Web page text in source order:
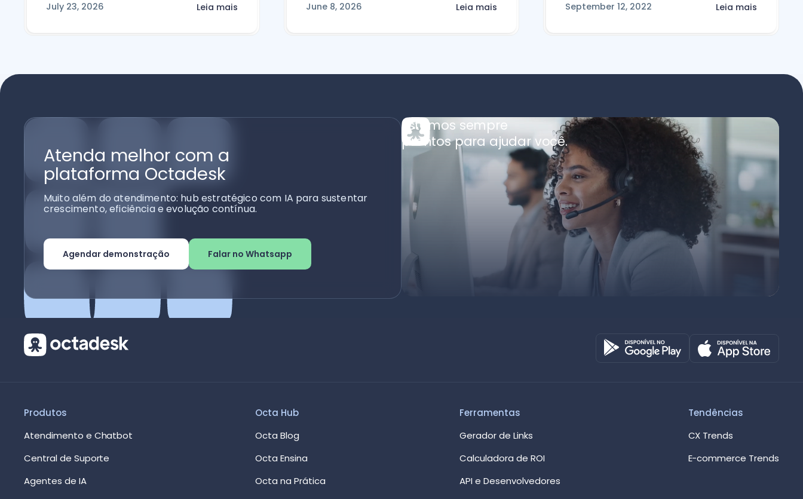
July 23, 2026 Leia mais June 8, 2026 Leia mais September 12, 2022 Leia mais
Atenda melhor com a
plataforma Octadesk
Muito além do atendimento: hub estratégico com IA para sustentar
crescimento, eficiência e evolução contínua.
Agendar demonstração Falar no Whatsapp
Estamos sempre
prontos para ajudar você.
Produtos
Atendimento e Chatbot
Central de Suporte
Agentes de IA
Octa Hub
Octa Blog
Octa Ensina
Octa na Prática
Ferramentas
Gerador de Links
Calculadora de ROI
API e Desenvolvedores
Tendências
CX Trends
E-commerce Trends
Octadesk
Online agora